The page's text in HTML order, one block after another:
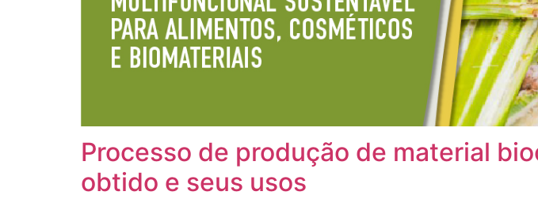
Processo de produção de material
obtido e seus usos